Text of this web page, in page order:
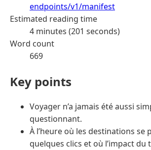
endpoints/v1/manifest
Estimated reading time
4 minutes (201 seconds)
Word count
669
Key points
Voyager n’a jamais été aussi
questionnant.
À l’heure où les destinations se
quelques clics et où l’impact du